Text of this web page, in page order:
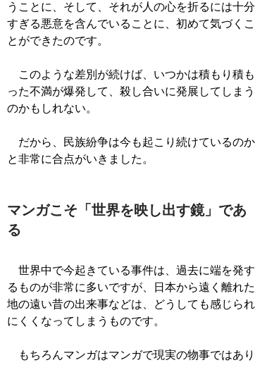
うことに、そして、それが人の心を折るには十分
すぎる悪意を含んでいることに、初めて気づくこ
とができたのです。
このような差別が続けば、いつかは積もり積も
った不満が爆発して、殺し合いに発展してしまう
のかもしれない。
だから、民族紛争は今も起こり続けているのか
と非常に合点がいきました。
マンガこそ「世界を映し出す鏡」であ
る
世界中で今起きている事件は、過去に端を発す
るものが非常に多いですが、日本から遠く離れた
地の遠い昔の出来事などは、どうしても感じられ
にくくなってしまうものです。
もちろんマンガはマンガで現実の物事ではあり